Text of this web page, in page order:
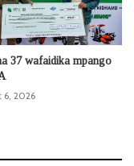
37 wafaidika mpango
6, 2026